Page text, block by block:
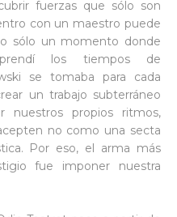
fuerzas que sólo son
con un maestro puede
sólo un momento donde
los tiempos de
se tomaba para cada
un trabajo subterráneo
nuestros propios ritmos,
no como una secta
Por eso, el arma más
fue imponer nuestra